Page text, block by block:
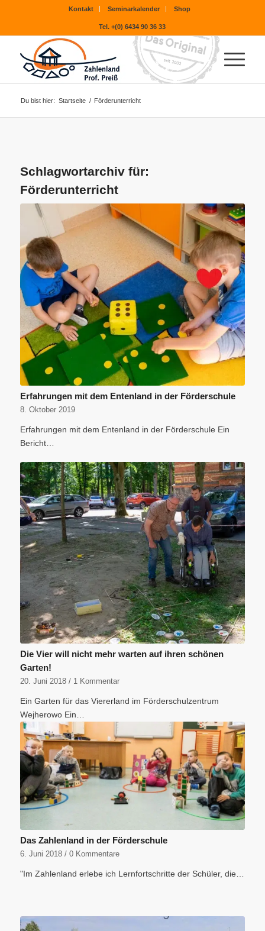
Kontakt Seminarkalender Shop
Tel. +(0) 6434 90 36 33
Du bist hier: Startseite / Förderunterricht
Schlagwortarchiv für:
Förderunterricht
Erfahrungen mit dem Entenland in der Förderschule
8. Oktober 2019
Erfahrungen mit dem Entenland in der Förderschule Ein
Bericht…
Die Vier will nicht mehr warten auf ihren schönen
Garten!
20. Juni 2018 / 1 Kommentar
Ein Garten für das Viererland im Förderschulzentrum
Wejherowo Ein…
Das Zahlenland in der Förderschule
6. Juni 2018 / 0 Kommentare
"Im Zahlenland erlebe ich Lernfortschritte der Schüler, die…